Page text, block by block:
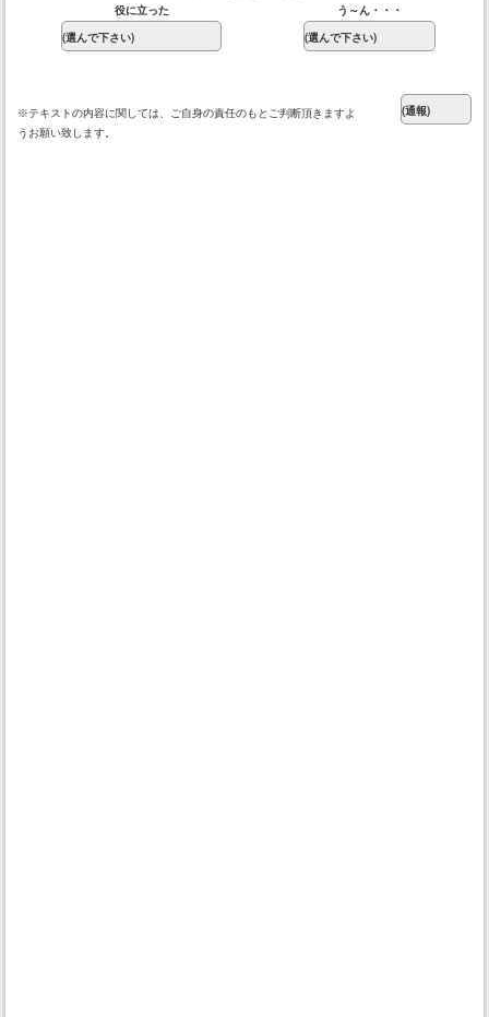
役に立った
う～ん・・・
※テキストの内容に関しては、ご自身の責任のもとご判断頂きますよ
うお願い致します。